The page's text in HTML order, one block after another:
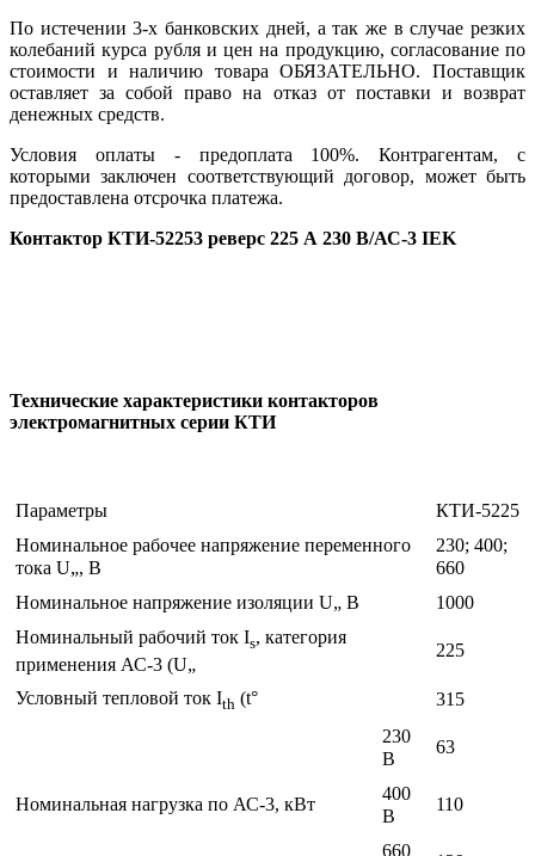
По истечении 3-х банковских дней, а так же в случае резких
колебаний курса рубля и цен на продукцию, согласование по
стоимости и наличию товара ОБЯЗАТЕЛЬНО. Поставщик
оставляет за собой право на отказ от поставки и возврат
денежных средств.
Условия оплаты - предоплата 100%. Контрагентам, с
которыми заключен соответствующий договор, может быть
предоставлена отсрочка платежа.
Контактор КТИ-52253 реверс 225 А 230 В/АС-3 IEK
Технические характеристики контакторов
электромагнитных серии КТИ
Параметры
КТИ-5225
Номинальное рабочее напряжение переменного
тока U„, В
230; 400;
660
Номинальное напряжение изоляции U„ В
1000
Номинальный рабочий ток Is, категория
применения АС-3 (U„
225
Условный тепловой ток Ith (t° 315
Номинальная нагрузка по АС-3, кВт
230
В
63
400
В
110
660